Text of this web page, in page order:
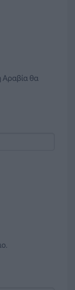
Αραβία θα